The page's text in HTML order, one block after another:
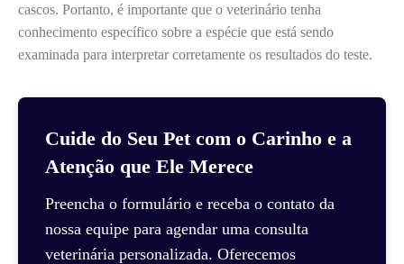
cascos. Portanto, é importante que o veterinário tenha
conhecimento específico sobre a espécie que está sendo
examinada para interpretar corretamente os resultados do teste.
Cuide do Seu Pet com o Carinho e a
Atenção que Ele Merece
Preencha o formulário e receba o contato da
nossa equipe para agendar uma consulta
veterinária personalizada. Oferecemos